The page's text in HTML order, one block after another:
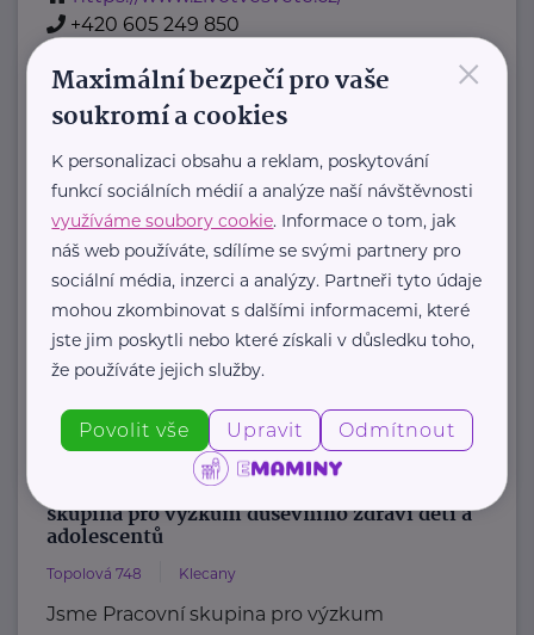
+420 605 249 850
Nadační fond Spolu s odvahou
Žižkova 403 Mladá Boleslav
Nadační fond Spolu s odvahou
je nezisková organizace, jejímž
posláním je podporovat duševní
zdraví dětí ...
https://spolusodvahou.org/cz/
info@spolusodvahou.cz
Národní ústav duševního zdraví, Pracovní
skupina pro výzkum duševního zdraví dětí a
adolescentů
Topolová 748 Klecany
Jsme Pracovní skupina pro výzkum
×
Maximální bezpečí pro vaše
soukromí a cookies
K personalizaci obsahu a reklam, poskytování
funkcí sociálních médií a analýze naší návštěvnosti
využíváme soubory cookie. Informace o tom, jak
náš web používáte, sdílíme se svými partnery pro
sociální média, inzerci a analýzy. Partneři tyto údaje
mohou zkombinovat s dalšími informacemi, které
jste jim poskytli nebo které získali v důsledku toho,
že používáte jejich služby.
Povolit vše Upravit Odmítnout